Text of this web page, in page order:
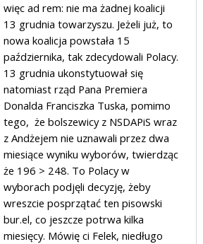
więc ad rem: nie ma żadnej koalicji
13 grudnia towarzyszu. Jeżeli już, to
nowa koalicja powstała 15
października, tak zdecydowali Polacy.
13 grudnia ukonstytuował się
natomiast rząd Pana Premiera
Donalda Franciszka Tuska, pomimo
tego, że bolszewicy z NSDAPiS wraz
z Andżejem nie uznawali przez dwa
miesiące wyniku wyborów, twierdząc
że 196 > 248. To Polacy w
wyborach podjęli decyzję, żeby
wreszcie posprzątać ten pisowski
bur.el, co jeszcze potrwa kilka
miesięcy. Mówię ci Felek, niedługo